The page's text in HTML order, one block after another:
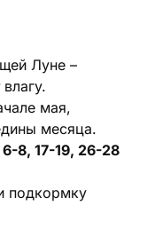
Луне –
мая,
месяца.
6-8, 17-19, 26-28
подкормку